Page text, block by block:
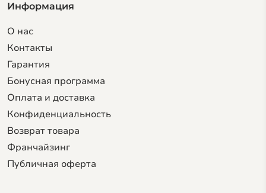
Информация
О нас
Контакты
Гарантия
Бонусная программа
Оплата и доставка
Конфиденциальность
Возврат товара
Франчайзинг
Публичная оферта